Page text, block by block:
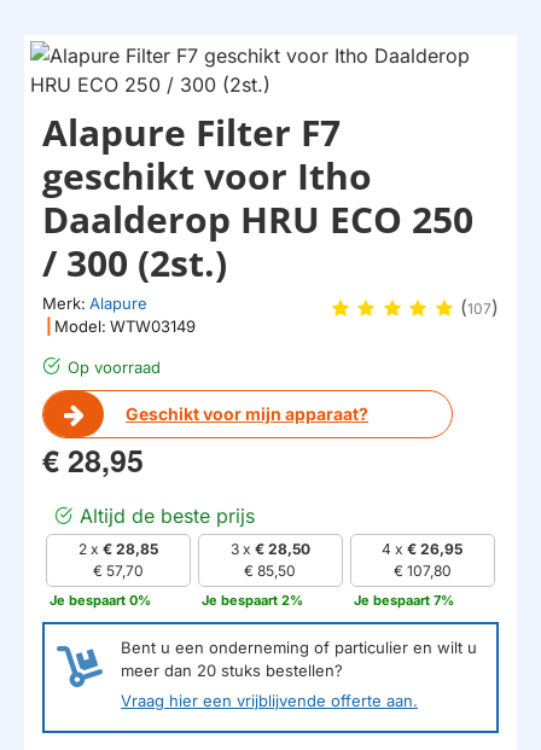
HUISMERK
Op voorraad
Geschikt voor mijn apparaat?
Alapure Filter F7
geschikt voor Itho
Daalderop HRU ECO 250
/ 300 (2st.)
Merk: Alapure
Model: WTW03149
(107)
€ 28,95
Altijd de beste prijs
2 x € 28,85
€ 57,70
Je bespaart 0%
3 x € 28,50
€ 85,50
Je bespaart 2%
4 x€ 26,95
€ 107,80
Je bespaart 7%
Bent u een onderneming of particulier en wilt u
meer dan 20 stuks bestellen?
Vraag hier een vrijblijvende offerte aan.